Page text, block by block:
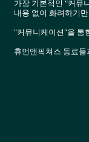
가장 기본적인 "커뮤
내용 없이 화려하기
"커뮤니케이션"을 통
휴먼앤픽쳐스 동료